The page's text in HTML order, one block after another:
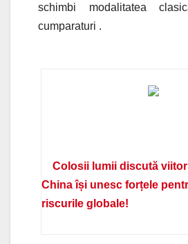
schimbi modalitatea
cumparaturi .
Colosii lumii discută
China își unesc forțele
riscurile globale!